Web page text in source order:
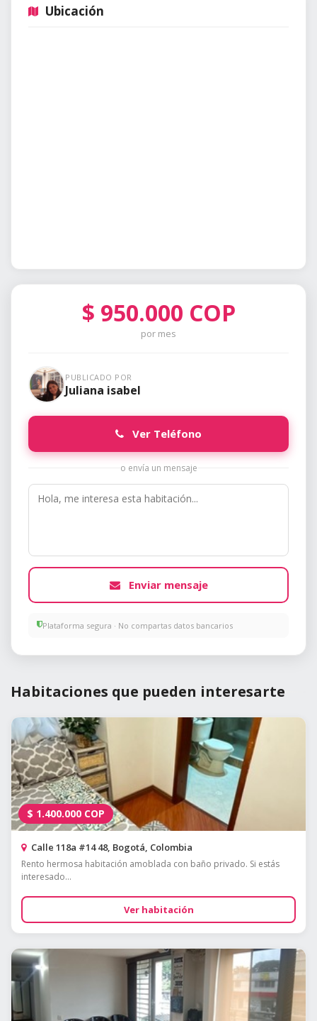
Ubicación
$ 950.000 COP
por mes
PUBLICADO POR
Juliana isabel
Ver Teléfono
o envía un mensaje
Enviar mensaje
Plataforma segura · No compartas datos bancarios
Habitaciones que pueden interesarte
$ 1.400.000 COP
Calle 118a #14 48, Bogotá, Colombia
Rento hermosa habitación amoblada con baño privado. Si estás
interesado...
Ver habitación